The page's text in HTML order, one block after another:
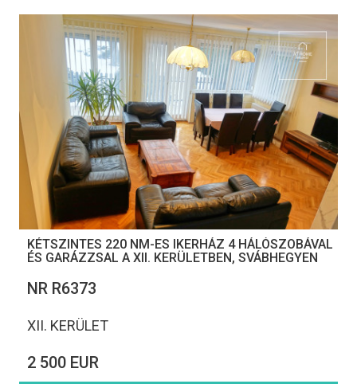
KÉTSZINTES 220 NM-ES IKERHÁZ 4 HÁLÓSZOBÁVAL
ÉS GARÁZZSAL A XII. KERÜLETBEN, SVÁBHEGYEN
NR R6373
XII. KERÜLET
2 500 EUR